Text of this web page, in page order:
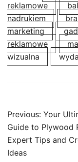
reklamowe
nadrukiem
marketing
reklamowe
wizualna
Post
navigation
Previous: Your
Guide to Plywood
Expert Tips and
Ideas